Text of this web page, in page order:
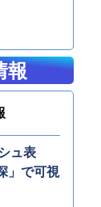
報
ュ表
」で可視